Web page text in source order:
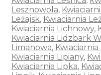
Lesznowola,
Leżajsk, Kwiaciarnia
Kwiaciarnia Lichnowy,
Kwiaciarnia Lidzbark
Limanowa, Kwiaciarnia
Kwiaciarnia Lipiany,
Kwiaciarnia Lipka,